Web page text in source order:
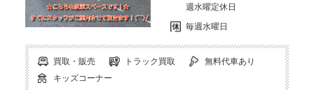
週水曜定休日
毎週水曜日
買取・販売 トラック買取
無料代車あり
キッズコーナー